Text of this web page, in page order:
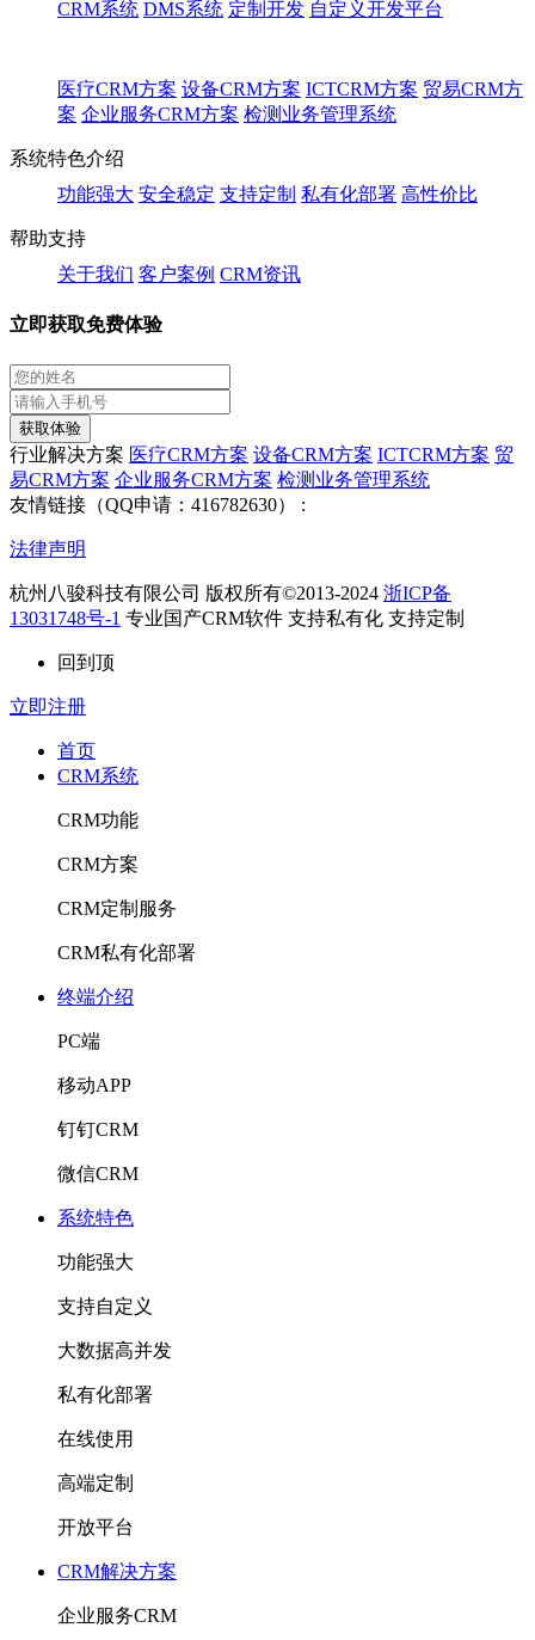
CRM系统 DMS系统 定制开发 自定义开发平台
医疗CRM方案 设备CRM方案 ICTCRM方案 贸易CRM方
案 企业服务CRM方案 检测业务管理系统
系统特色介绍
功能强大 安全稳定 支持定制 私有化部署 高性价比
帮助支持
关于我们 客户案例 CRM资讯
立即获取免费体验
获取体验
行业解决方案 医疗CRM方案 设备CRM方案 ICTCRM方案 贸
易CRM方案 企业服务CRM方案 检测业务管理系统
友情链接（QQ申请：416782630） :
法律声明
杭州八骏科技有限公司 版权所有©2013-2024 浙ICP备
13031748号-1 专业国产CRM软件 支持私有化 支持定制
回到顶
立即注册
首页
CRM系统
CRM功能
CRM方案
CRM定制服务
CRM私有化部署
终端介绍
PC端
移动APP
钉钉CRM
微信CRM
系统特色
功能强大
支持自定义
大数据高并发
私有化部署
在线使用
高端定制
开放平台
CRM解决方案
企业服务CRM